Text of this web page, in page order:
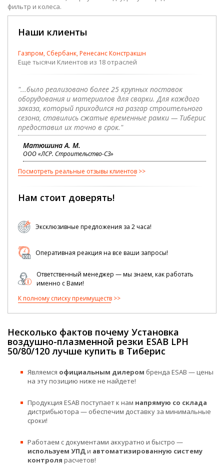
фильтр и колеса.
Наши клиенты
Газпром, Сбербанк, Ренесанс Констракшн
Еще тысячи Клиентов из 18 отраслей
"...было реализовано более 25 крупных поставок
оборудования и материалов для сварки. Для каждого
заказа, который приходился на разгар строительного
сезона, ставились сжатые временные рамки — Тиберис
предоставил их точно в срок."
Матюшина А. М.
ООО «ЛСР. Строительство-СЗ»
Посмотреть реальные отзывы клиентов
Нам стоит доверять!
Эксклюзивные предложения за 2 часа!
Оперативная реакция на все ваши запросы!
Ответственный менеджер — мы знаем, как работать
именно с Вами!
К полному списку преимуществ
Несколько фактов почему Установка
воздушно-плазменной резки ESAB LPH
50/80/120 лучше купить в Тиберис
Являемся официальным дилером бренда ESAB — цены
на эту позицию ниже не найдете!
Продукция ESAB поступает к нам напрямую со склада
дистрибьютора — обеспечим доставку за минимальные
сроки!
Работаем с документами аккуратно и быстро —
используем УПДи автоматизированную систему
контроля расчетов!